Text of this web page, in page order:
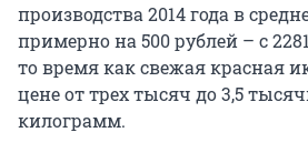
производства 2014 года в
примерно на 500 рублей – с
то время как свежая красная
цене от трех тысяч до 3,5
килограмм.